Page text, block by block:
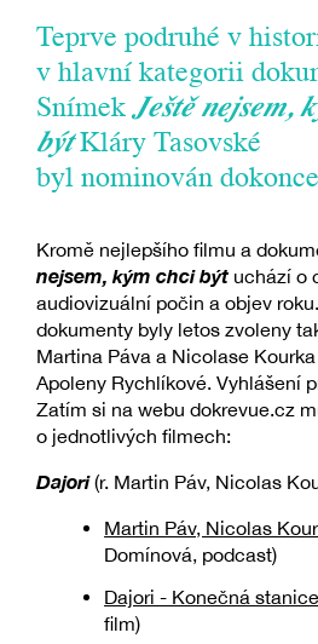
Teprve podruhé v
v hlavní kategorii
SnímekJeště nejsem,
býtKláry Tasovské
byl nominován
Kromě nejlepšího filmu a
nejsem, kým chci být uchází o
audiovizuální počin a objev
dokumenty byly letos zvoleny
Martina Páva a Nicolase Kourka
Apoleny Rychlíkové. Vyhlášení
Zatím si na webu dokrevue.cz
o jednotlivých filmech:
Dajori(r. Martin Páv, Nicolas
Martin Páv, Nicolas
Domínová, podcast)
Dajori - Konečná stanice
film)